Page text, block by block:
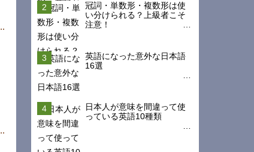
冠詞・単数形・複数形は使
い分けられる？上級者こそ
注意！
英語になった意外な日本語
16選
日本人が意味を間違って使
っている英語10種類